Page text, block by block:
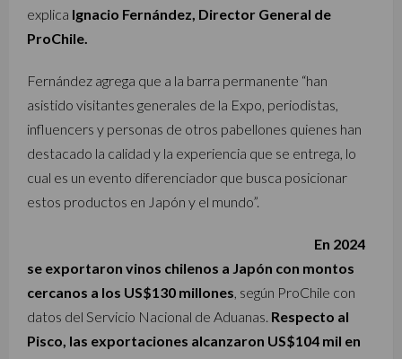
explica Ignacio Fernández, Director General de
ProChile.
Fernández agrega que a la barra permanente “han
asistido visitantes generales de la Expo, periodistas,
influencers y personas de otros pabellones quienes han
destacado la calidad y la experiencia que se entrega, lo
cual es un evento diferenciador que busca posicionar
estos productos en Japón y el mundo”.
En 2024
se exportaron vinos chilenos a Japón con montos
cercanos a los US$130 millones , según ProChile con
datos del Servicio Nacional de Aduanas. Respecto al
Pisco, las exportaciones alcanzaron US$104 mil en